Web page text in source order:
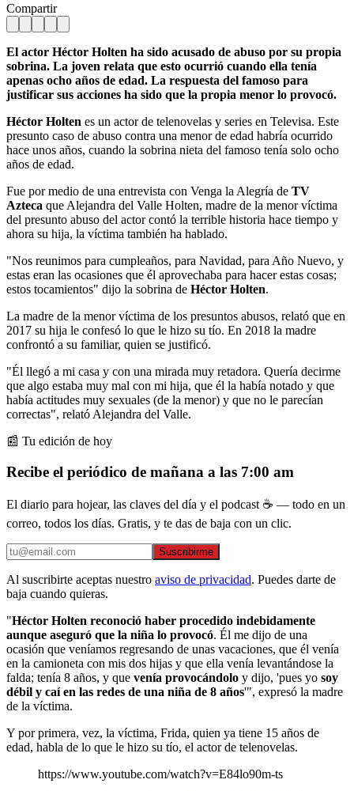
Compartir
El actor Héctor Holten ha sido acusado de abuso por su propia
sobrina. La joven relata que esto ocurrió cuando ella tenía
apenas ocho años de edad. La respuesta del famoso para
justificar sus acciones ha sido que la propia menor lo provocó.
Héctor Holten es un actor de telenovelas y series en Televisa. Este
presunto caso de abuso contra una menor de edad habría ocurrido
hace unos años, cuando la sobrina nieta del famoso tenía solo ocho
años de edad.
Fue por medio de una entrevista con Venga la Alegría de TV
Azteca que Alejandra del Valle Holten, madre de la menor víctima
del presunto abuso del actor contó la terrible historia hace tiempo y
ahora su hija, la víctima también ha hablado.
"Nos reunimos para cumpleaños, para Navidad, para Año Nuevo, y
estas eran las ocasiones que él aprovechaba para hacer estas cosas;
estos tocamientos" dijo la sobrina de Héctor Holten.
La madre de la menor víctima de los presuntos abusos, relató que en
2017 su hija le confesó lo que le hizo su tío. En 2018 la madre
confrontó a su familiar, quien se justificó.
"Él llegó a mi casa y con una mirada muy retadora. Quería decirme
que algo estaba muy mal con mi hija, que él la había notado y que
había actitudes muy sexuales (de la menor) y que no le parecían
correctas", relató Alejandra del Valle.
📰 Tu edición de hoy
Recibe el periódico de mañana a las 7:00 am
El diario para hojear, las claves del día y el podcast ☕ — todo en un
correo, todos los días. Gratis, y te das de baja con un clic.
Suscribirme
Al suscribirte aceptas nuestro aviso de privacidad. Puedes darte de
baja cuando quieras.
"Héctor Holten reconoció haber procedido indebidamente
aunque aseguró que la niña lo provocó. Él me dijo de una
ocasión que veníamos regresando de unas vacaciones, que él venía
en la camioneta con mis dos hijas y que ella venía levantándose la
falda; tenía 8 años, y que venía provocándolo y dijo, 'pues yo soy
débil y caí en las redes de una niña de 8 años'", expresó la madre
de la víctima.
Y por primera, vez, la víctima, Frida, quien ya tiene 15 años de
edad, habla de lo que le hizo su tío, el actor de telenovelas.
https://www.youtube.com/watch?v=E84lo90m-ts